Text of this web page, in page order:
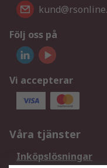
Följ oss på
Vi accepterar
Våra tjänster
Inköpslösningar